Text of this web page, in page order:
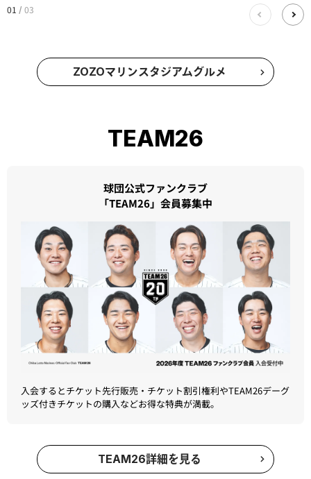
ZOZOマリンスタジアムグルメ
TEAM26
球団公式ファンクラブ
入会するとチケット先行販売・チケット割引権利やTEAM26デーグ
TEAM26詳細を見る